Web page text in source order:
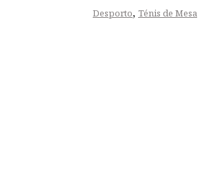
Desporto, Ténis de Mesa